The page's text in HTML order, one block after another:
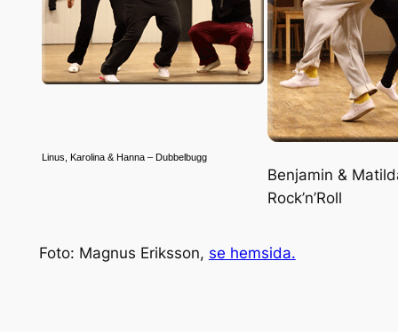
Linus, Karolina & Hanna – Dubbelbugg
Benjamin &
Rock’n’Roll
Foto: Magnus Eriksson, se hemsida.